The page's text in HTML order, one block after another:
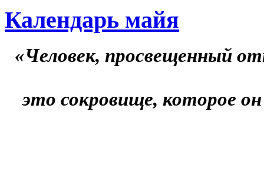
Календарь майя
«Человек, просвещенный
это сокровище, которое